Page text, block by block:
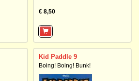
€ 8,50
Kid Paddle 9
Boing! Boing! Bunk!